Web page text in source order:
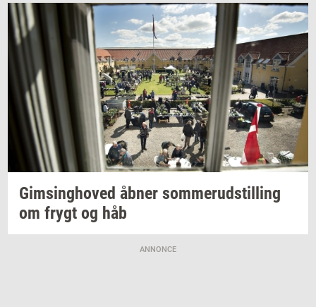
Gims­ing­ho­ved åbner som­mer­ud­stil­ling
om frygt og håb
ANNONCE